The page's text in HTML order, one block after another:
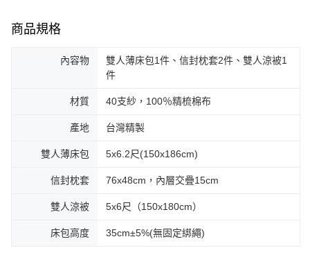
商品規格
內容物
雙人薄床包1件、信封枕套2件、雙人涼被1
件
材質 40支紗，100％精梳棉布
產地 台灣精製
雙人薄床包 5x6.2尺(150x186cm)
信封枕套 76x48cm，內層交疊15cm
雙人涼被 5x6尺（150x180cm）
床包高度 35cm±5%(無固定綁繩)